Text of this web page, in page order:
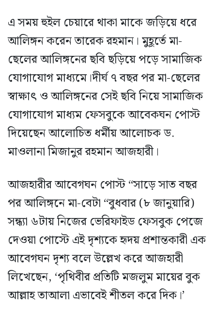
এ সময় হুইল চেয়ারে থাকা মাকে জড়িয়ে ধরে
আলিঙ্গন করেন তারেক রহমান। মুহূর্তে মা-
ছেলের আলিঙ্গনের ছবি ছড়িয়ে পড়ে সামাজিক
যোগাযোগ মাধ্যমে।দীর্ঘ ৭ বছর পর মা-ছেলের
স্বাক্ষাৎ ও আলিঙ্গনের সেই ছবি নিয়ে সামাজিক
যোগাযোগ মাধ্যম ফেসবুকে আবেকঘন পোস্ট
দিয়েছেন আলোচিত ধর্মীয় আলোচক ড.
মাওলানা মিজানুর রহমান আজহারী।
আজহারীর আবেগঘন পোস্ট “সাড়ে সাত বছর
পর আলিঙ্গনে মা-বেটা “বুধবার (৮ জানুয়ারি)
সন্ধ্যা ৬টায় নিজের ভেরিফাইড ফেসবুক পেজে
দেওয়া পোস্টে এই দৃশ্যকে হৃদয় প্রশান্তকারী এক
আবেগঘন দৃশ্য বলে উল্লেখ করে আজহারী
লিখেছেন, ‘পৃথিবীর প্রতিটি মজলুম মায়ের বুক
আল্লাহ তাআলা এভাবেই শীতল করে দিক।’